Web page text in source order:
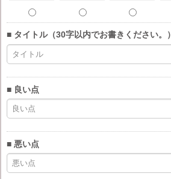
■ タイトル（30字以内でお書きください。）
■ 良い点
■ 悪い点